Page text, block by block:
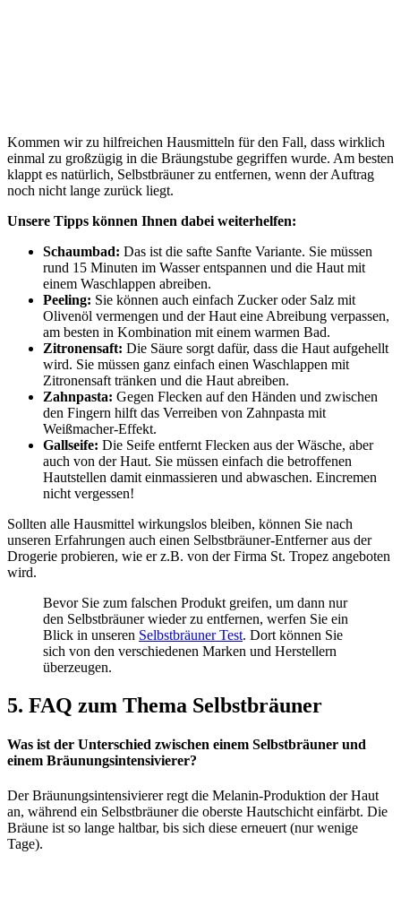
Kommen wir zu hilfreichen Hausmitteln für den Fall, dass wirklich
einmal zu großzügig in die Bräungstube gegriffen wurde. Am besten
klappt es natürlich, Selbstbräuner zu entfernen, wenn der Auftrag
noch nicht lange zurück liegt.
Unsere Tipps können Ihnen dabei weiterhelfen:
Schaumbad: Das ist die safte Sanfte Variante. Sie müssen
rund 15 Minuten im Wasser entspannen und die Haut mit
einem Waschlappen abreiben.
Peeling: Sie können auch einfach Zucker oder Salz mit
Olivenöl vermengen und der Haut eine Abreibung verpassen,
am besten in Kombination mit einem warmen Bad.
Zitronensaft: Die Säure sorgt dafür, dass die Haut aufgehellt
wird. Sie müssen ganz einfach einen Waschlappen mit
Zitronensaft tränken und die Haut abreiben.
Zahnpasta: Gegen Flecken auf den Händen und zwischen
den Fingern hilft das Verreiben von Zahnpasta mit
Weißmacher-Effekt.
Gallseife: Die Seife entfernt Flecken aus der Wäsche, aber
auch von der Haut. Sie müssen einfach die betroffenen
Hautstellen damit einmassieren und abwaschen. Eincremen
nicht vergessen!
Sollten alle Hausmittel wirkungslos bleiben, können Sie nach
unseren Erfahrungen auch einen Selbstbräuner-Entferner aus der
Drogerie probieren, wie er z.B. von der Firma St. Tropez angeboten
wird.
Bevor Sie zum falschen Produkt greifen, um dann nur
den Selbstbräuner wieder zu entfernen, werfen Sie ein
Blick in unseren Selbstbräuner Test. Dort können Sie
sich von den verschiedenen Marken und Herstellern
überzeugen.
5. FAQ zum Thema Selbstbräuner
Was ist der Unterschied zwischen einem Selbstbräuner und
einem Bräunungsintensivierer?
Der Bräunungsintensivierer regt die Melanin-Produktion der Haut
an, während ein Selbstbräuner die oberste Hautschicht einfärbt. Die
Bräune ist so lange haltbar, bis sich diese erneuert (nur wenige
Tage).